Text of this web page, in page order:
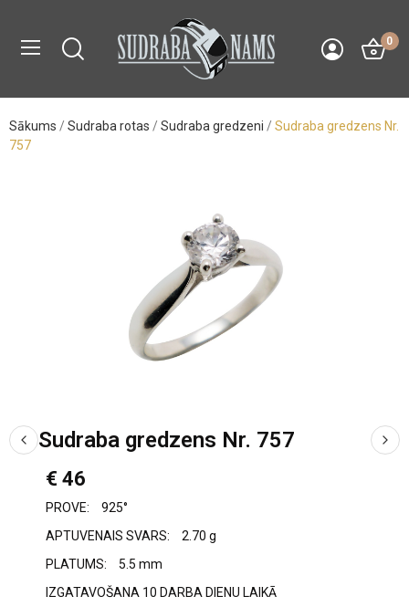
0
Sākums Sudraba rotas Sudraba gredzeni
Sudraba gredzens Nr.
757
Sudraba gredzens Nr. 757
€ 46
PROVE:
925°
APTUVENAIS SVARS:
2.70 g
PLATUMS:
5.5 mm
IZGATAVOŠANA 10 DARBA DIENU LAIKĀ